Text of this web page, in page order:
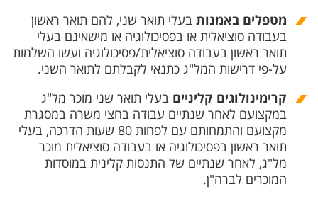
מטפלים באמנות בעלי תואר שני, להם תואר ראשון
בעבודה סוציאלית או בפסיכולוגיה או מישאינם בעלי
תואר ראשון בעבודה סוציאלית/פסיכולוגיה ועשו השלמות
על-פי דרישות המל"ג כתנאי לקבלתם לתואר השני.
קרימינולוגים קליניים בעלי תואר שני מוכר מל"ג
במקצועם לאחר שנתיים עבודה בחצי משרה במסגרת
מקצועם והתמחותם עם לפחות 80 שעות הדרכה, בעלי
תואר ראשון בפסיכולוגיה או בעבודה סוציאלית מוכר
מל"ג, לאחר שנתיים של התנסות קלינית במוסדות
המוכרים לברה"ן.